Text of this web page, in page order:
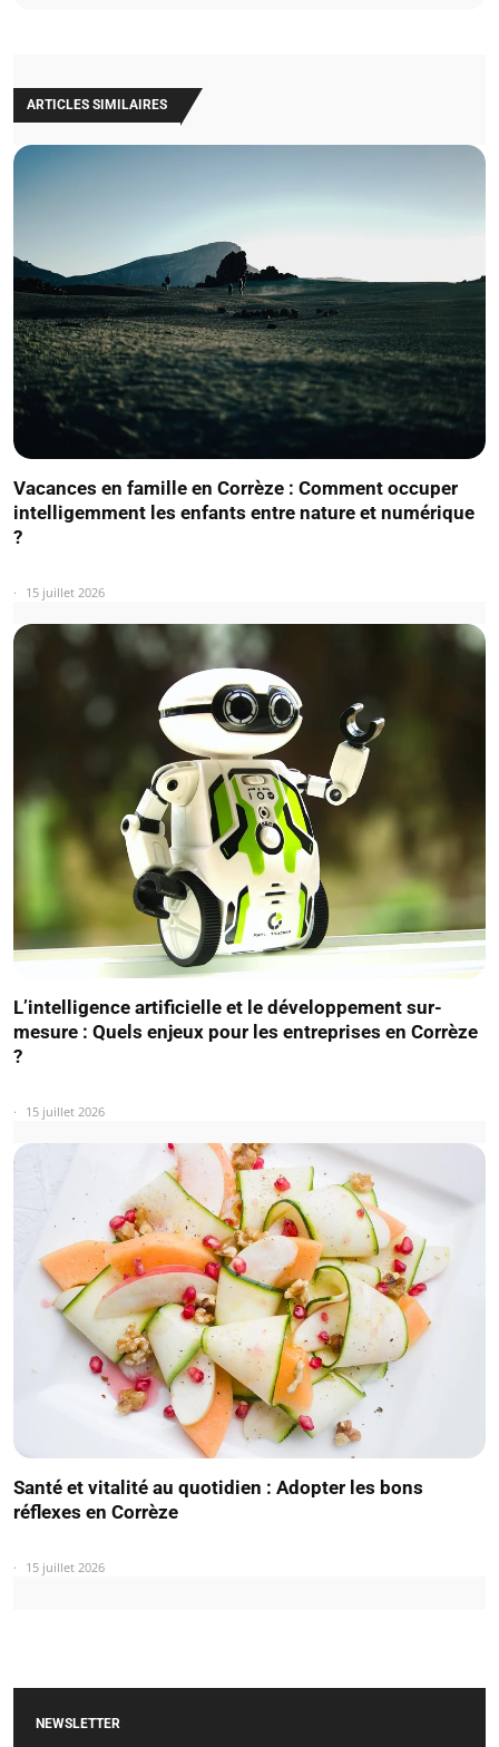
ARTICLES SIMILAIRES
Vacances en famille en Corrèze : Comment occuper
intelligemment les enfants entre nature et numérique
?
15 juillet 2026
L’intelligence artificielle et le développement sur-
mesure : Quels enjeux pour les entreprises en Corrèze
?
15 juillet 2026
Santé et vitalité au quotidien : Adopter les bons
réflexes en Corrèze
15 juillet 2026
NEWSLETTER